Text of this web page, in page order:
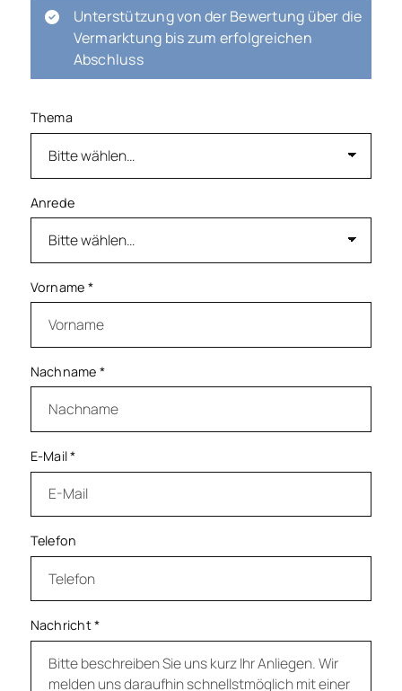
Unterstützung von der Bewertung über die
Vermarktung bis zum erfolgreichen
Abschluss
Thema
Anrede
Vorname *
Nachname *
E-Mail*
Telefon
Nachricht*